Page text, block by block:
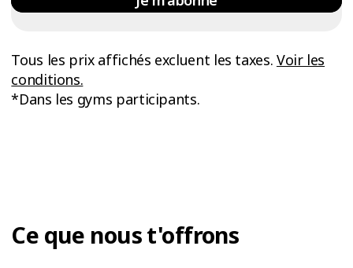
Tous les prix affichés excluent les taxes. Voir les
conditions.
*Dans les gyms participants.
Ce que nous t'offrons